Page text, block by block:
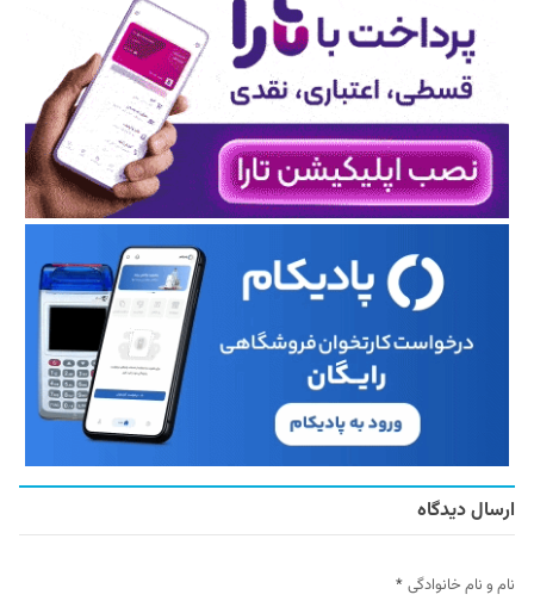
ارسال دیدگاه
نام و نام خانوادگی *